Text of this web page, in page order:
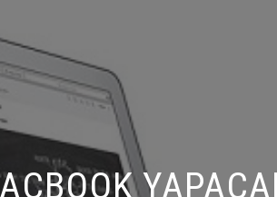
YAPACAK!